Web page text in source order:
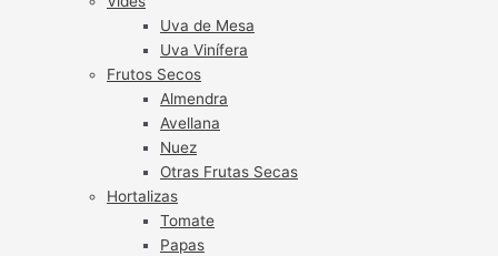
Uva de Mesa
Uva Vinífera
Frutos Secos
Almendra
Avellana
Nuez
Otras Frutas Secas
Hortalizas
Tomate
Papas